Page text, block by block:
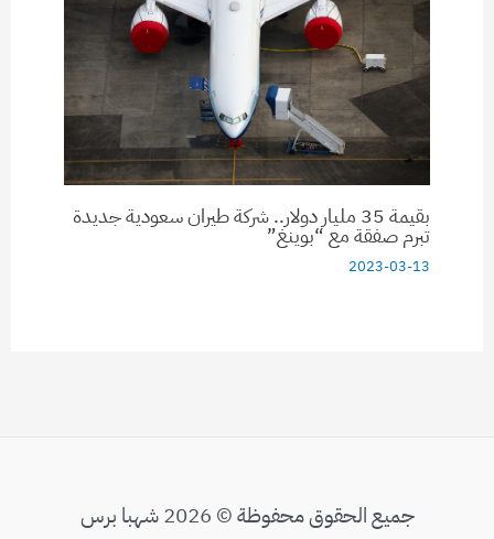
بقيمة 35 مليار دولار.. شركة طيران سعودية جديدة
تبرم صفقة مع “بوينغ”
2023-03-13
جميع الحقوق محفوظة © 2026 شهبا برس